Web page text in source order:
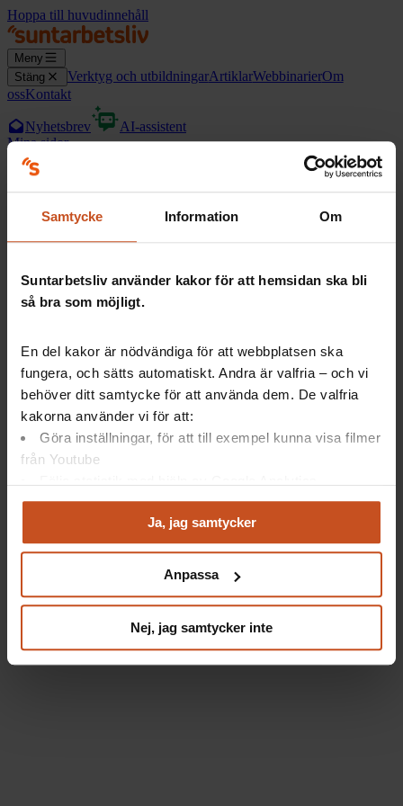
Samtycke Information Om
Suntarbetsliv använder kakor för att hemsidan ska bli
så bra som möjligt.
En del kakor är nödvändiga för att webbplatsen ska
fungera, och sätts automatiskt. Andra är valfria – och vi
behöver ditt samtycke för att använda dem. De valfria
kakorna använder vi för att:
Göra inställningar, för att till exempel kunna visa filmer
från Youtube
Analysera trafik för att kunna visa riktad information
Du kan när som helst återta ditt godkännande genom att
klicka på ”hantera kakor” längst ner på sidan, eller mejla
Ja, jag samtycker
Anpassa
Nej, jag samtycker inte
Hoppa till huvudinnehåll
Meny
Stäng
Verktyg och utbildningarArtiklarWebbinarierOm
ossKontakt
Nyhetsbrev
AI-assistent
Mina sidor
Logga in med din e-post
E-postadress*
Har du inget konto?
Registrera dig här